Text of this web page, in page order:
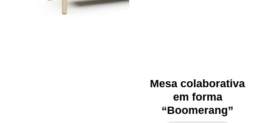
Mesa colaborativa
em forma
“Boomerang”